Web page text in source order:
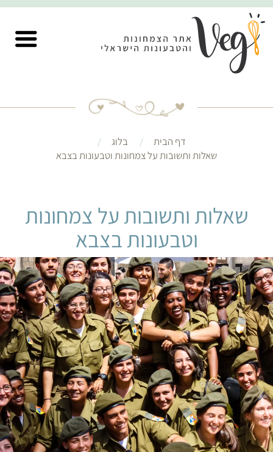
דף הבית
בלוג
שאלות ותשובות על צמחונות וטבעונות בצבא
שאלות ותשובות על צמחונות
וטבעונות בצבא